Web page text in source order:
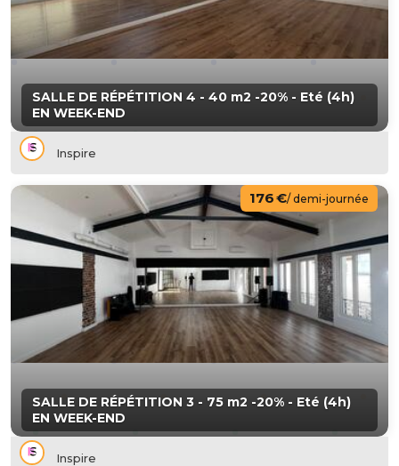
SALLE DE RÉPÉTITION 4 - 40 m2 -20% - Eté (4h)
EN WEEK-END
Inspire
SALLE DE RÉPÉTITION 3 - 75 m2 -20% - Eté (4h)
EN WEEK-END
176 €/ demi-journée
Inspire